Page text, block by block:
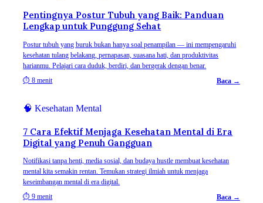
Pentingnya Postur Tubuh yang Baik: Panduan
Lengkap untuk Punggung Sehat
Postur tubuh yang buruk bukan hanya soal penampilan — ini mempengaruhi
kesehatan tulang belakang, pernapasan, suasana hati, dan produktivitas
harianmu. Pelajari cara duduk, berdiri, dan bergerak dengan benar.
⏱8 menit Baca →
🧠 Kesehatan Mental
7 Cara Efektif Menjaga Kesehatan Mental di Era
Digital yang Penuh Gangguan
Notifikasi tanpa henti, media sosial, dan budaya hustle membuat kesehatan
mental kita semakin rentan. Temukan strategi ilmiah untuk menjaga
keseimbangan mental di era digital.
⏱9 menit Baca →